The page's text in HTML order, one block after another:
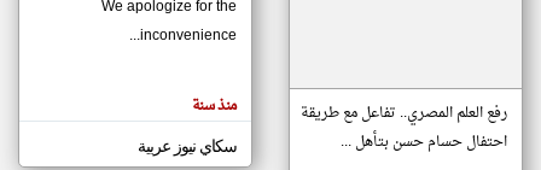
مصادر الأخبار من موريتانيا
اخبار موريتانيا على مدار الساعة
المقالات
الموجوده
هنا عن
رفع العلم المصري.. تفاعل مع طريقة
احتفال حسام حسن بتأهل ...
We apologize for the
inconvenience...
منذ سنة
سكاي نيوز عربية
klyoum.com